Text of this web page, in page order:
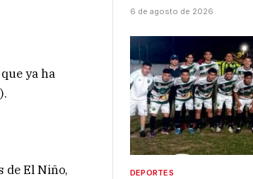
ya ha
de El Niño,
6 de agosto de 2026
DEPORTES